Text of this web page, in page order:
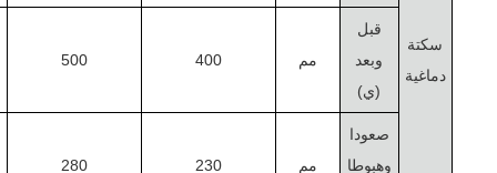
سكتة
دماغية
قبل
وبعد
(ي)
مم 400
500
صعودا
وهبوطا
مم 230
280